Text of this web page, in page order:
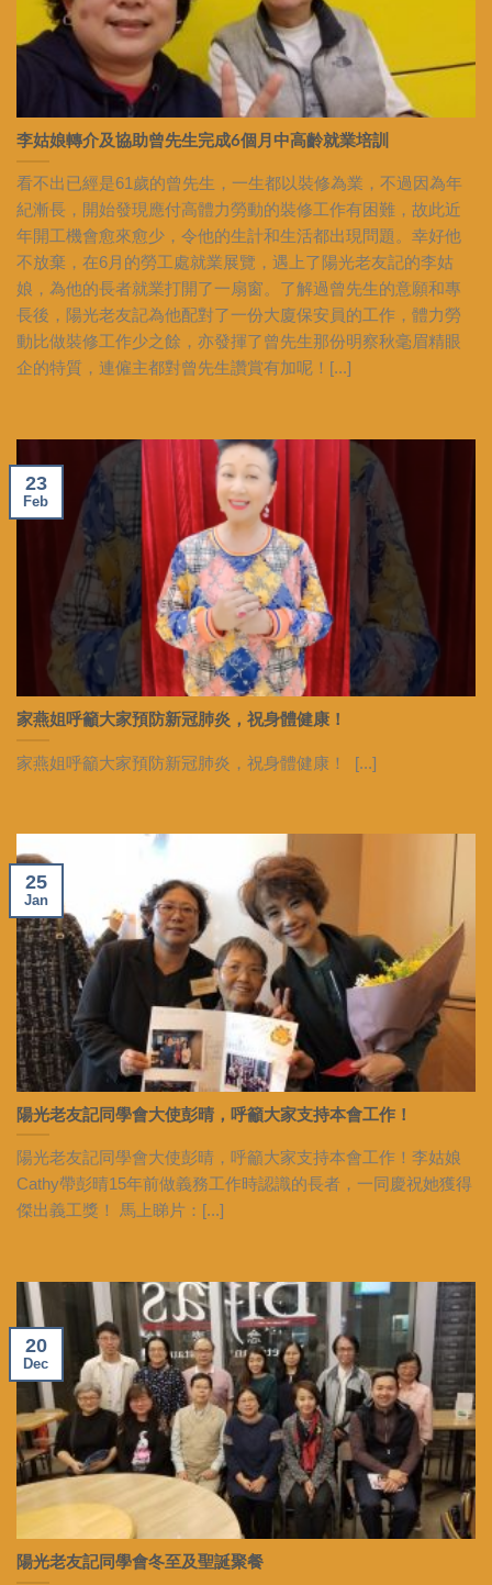
李姑娘轉介及協助曾先生完成6個月中高齡就業培訓
看不出已經是61歲的曾先生，一生都以裝修為業，不過因為年
紀漸長，開始發現應付高體力勞動的裝修工作有困難，故此近
年開工機會愈來愈少，令他的生計和生活都出現問題。幸好他
不放棄，在6月的勞工處就業展覽，遇上了陽光老友記的李姑
娘，為他的長者就業打開了一扇窗。了解過曾先生的意願和專
長後，陽光老友記為他配對了一份大廈保安員的工作，體力勞
動比做裝修工作少之餘，亦發揮了曾先生那份明察秋毫眉精眼
企的特質，連僱主都對曾先生讚賞有加呢！[...]
家燕姐呼籲大家預防新冠肺炎，祝身體健康！
家燕姐呼籲大家預防新冠肺炎，祝身體健康！ [...]
23
Feb
陽光老友記同學會大使彭晴，呼籲大家支持本會工作！
陽光老友記同學會大使彭晴，呼籲大家支持本會工作！李姑娘
Cathy帶彭晴15年前做義務工作時認識的長者，一同慶祝她獲得
傑出義工獎！ 馬上睇片：[...]
25
Jan
陽光老友記同學會冬至及聖誕聚餐
20
Dec